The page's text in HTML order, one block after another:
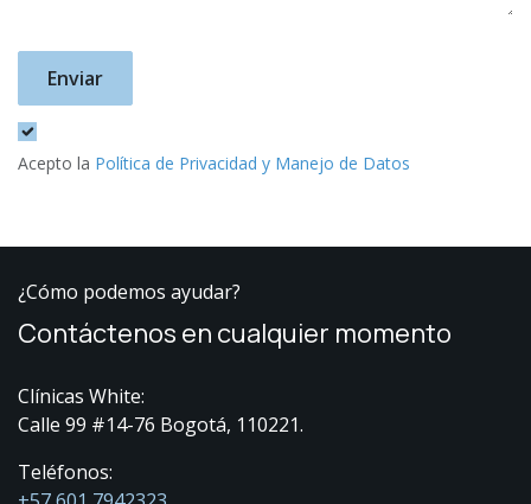
Enviar
Acepto la Política de Privacidad y Manejo de Datos
¿Cómo podemos ayudar?
Contáctenos en cualquier momento
Clínicas White:
Calle 99 #14-76 Bogotá, 110221.
Teléfonos: